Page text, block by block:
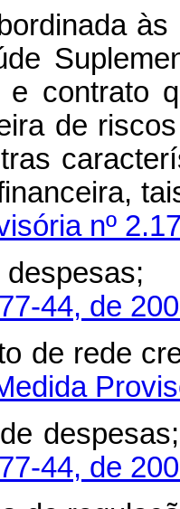
às
e contrato
de
nº
de
44, de
de
de
44, de